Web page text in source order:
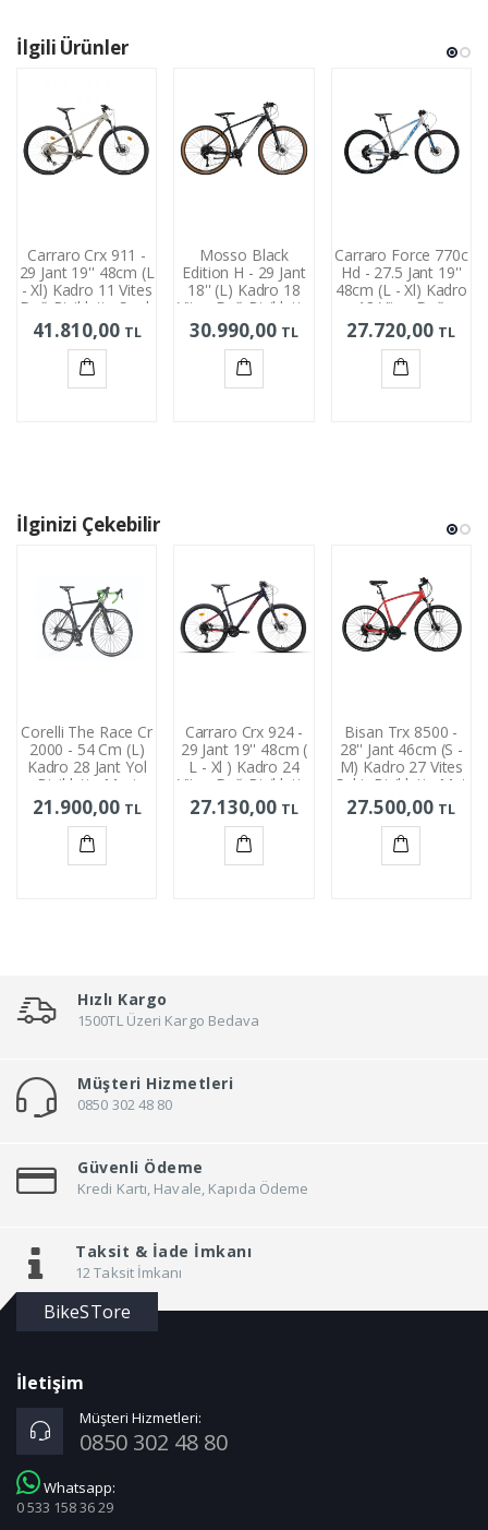
İlgili Ürünler
Carraro Crx 911 -
29 Jant 19'' 48cm (L
- Xl) Kadro 11 Vites
Dağ Bisikleti - Sıcak
Gri / Soluk Kahve
41.810,00 TL
Mosso Black
Edition H - 29 Jant
18'' (L) Kadro 18
Vites Dağ Bisikleti -
Siyah
30.990,00 TL
Carraro Force 770c
Hd - 27.5 Jant 19''
48cm (L - Xl) Kadro
18 Vites Dağ
Bisikleti - Gümüş
Mavi
27.720,00 TL
İlginizi Çekebilir
Corelli The Race Cr
2000 - 54 Cm (L)
Kadro 28 Jant Yol
Bisikleti - Mavi
Siyah / Gri
21.900,00 TL
Carraro Crx 924 -
29 Jant 19'' 48cm (
L - Xl ) Kadro 24
Vites Dağ Bisikleti -
Karanlık Mor Kırmızı
27.130,00 TL
Bisan Trx 8500 -
28'' Jant 46cm (S -
M) Kadro 27 Vites
Şehir Bisikleti - Mat
Kırmızı Siyah
27.500,00 TL
Hızlı Kargo
1500TL Üzeri Kargo Bedava
Müşteri Hizmetleri
0850 302 48 80
Güvenli Ödeme
Kredi Kartı, Havale, Kapıda Ödeme
Taksit & İade İmkanı
12 Taksit İmkanı
BikeSTore
İletişim
Müşteri Hizmetleri:
0850 302 48 80
Whatsapp:
0 533 158 36 29